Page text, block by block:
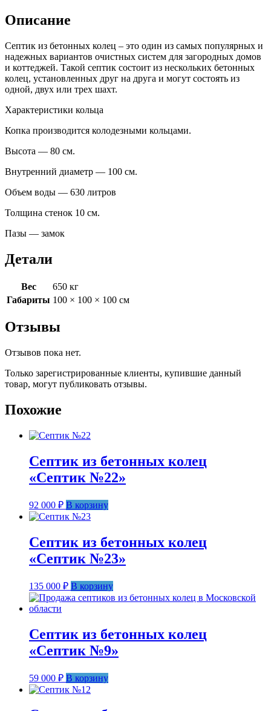
Описание
Септик из бетонных колец – это один из самых популярных и
надежных вариантов очистных систем для загородных домов
и коттеджей. Такой септик состоит из нескольких бетонных
колец, установленных друг на друга и могут состоять из
одной, двух или трех шахт.
Характеристики кольца
Копка производится колодезными кольцами.
Высота — 80 см.
Внутренний диаметр — 100 см.
Объем воды — 630 литров
Толщина стенок 10 см.
Пазы — замок
Детали
Вес
650 кг
Габариты 100 × 100 × 100 см
Отзывы
Отзывов пока нет.
Только зарегистрированные клиенты, купившие данный
товар, могут публиковать отзывы.
Похожие
Септик из бетонных колец
«Септик №22»
92 000 ₽ В корзину
Септик из бетонных колец
«Септик №23»
135 000 ₽ В корзину
Септик из бетонных колец
«Септик №9»
59 000 ₽ В корзину